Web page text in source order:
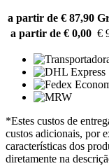
a partir de € 87,90
a partir de € 0,00 €
*Estes custos de
custos adicionais, por
características dos
diretamente na